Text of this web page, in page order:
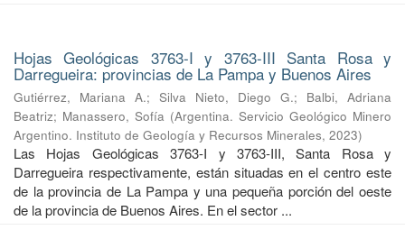
Hojas Geológicas 3763-I y 3763-III Santa Rosa y
Darregueira: provincias de La Pampa y Buenos Aires
Gutiérrez, Mariana A.; Silva Nieto, Diego G.; Balbi, Adriana
Beatriz; Manassero, Sofía (Argentina. Servicio Geológico Minero
Argentino. Instituto de Geología y Recursos Minerales, 2023)
Las Hojas Geológicas 3763-I y 3763-III, Santa Rosa y
Darregueira respectivamente, están situadas en el centro este
de la provincia de La Pampa y una pequeña porción del oeste
de la provincia de Buenos Aires. En el sector ...